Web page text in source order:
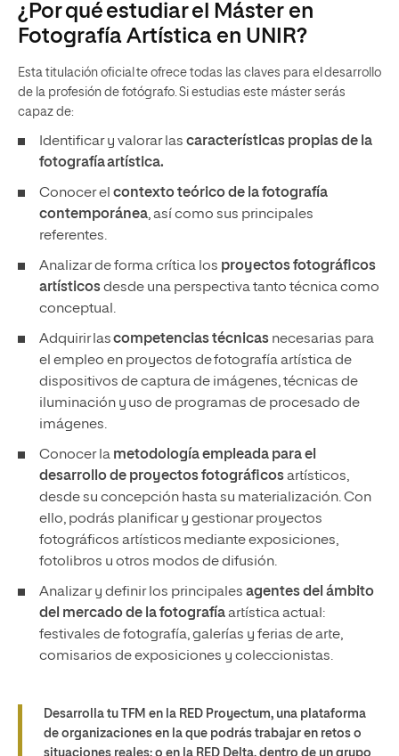
¿Por qué estudiar el Máster en
Fotografía Artística en UNIR?
Esta titulación oficial te ofrece todas las claves para el desarrollo
de la profesión de fotógrafo. Si estudias este máster serás
capaz de:
Identificar y valorar las características propias de la
fotografía artística.
Conocer el contexto teórico de la fotografía
contemporánea, así como sus principales
referentes.
Analizar de forma crítica los proyectos fotográficos
artísticosdesde una perspectiva tanto técnica como
conceptual.
Adquirir lascompetencias técnicas necesarias para
el empleo en proyectos de fotografía artística de
dispositivos de captura de imágenes, técnicas de
iluminación y uso de programas de procesado de
imágenes.
Conocer la metodología empleada para el
desarrollo de proyectos fotográficosartísticos,
desde su concepción hasta su materialización. Con
ello, podrás planificar y gestionar proyectos
fotográficos artísticos mediante exposiciones,
fotolibros u otros modos de difusión.
Analizar y definir los principales agentes del ámbito
del mercado de la fotografíaartística actual:
festivales de fotografía, galerías y ferias de arte,
comisarios de exposiciones y coleccionistas.
Desarrolla tu TFM en la RED Proyectum, una plataforma
de organizaciones en la que podrás trabajar en retos o
situaciones reales; o en la RED Delta, dentro de un grupo